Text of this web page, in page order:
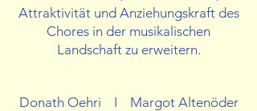
Attraktivität und Anziehungskraft des
Chores in der musikalischen
Landschaft zu erweitern.
Donath Oehri I Margot Altenöder